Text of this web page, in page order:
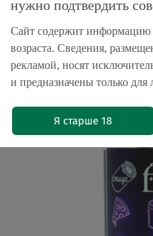
Главная Пиво
Пиво Велка
Morava Presta
нужно подтвердить
Сайт содержит информацию
возраста. Сведения,
рекламой, носят
и предназначены только для
Я старше 18